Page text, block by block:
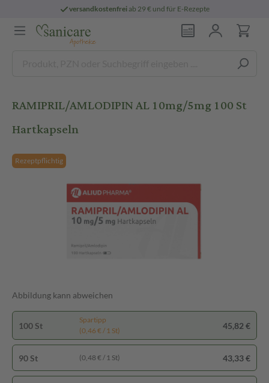
versandkostenfreiab 29 € und für E-Rezepte
RAMIPRIL/AMLODIPIN AL 10mg/5mg 100 St
Hartkapseln
Rezeptpflichtig
Abbildung kann abweichen
100 St
Spartipp
(0,46 € / 1 St)
45,82 €
90 St (0,48 € / 1 St) 43,33 €